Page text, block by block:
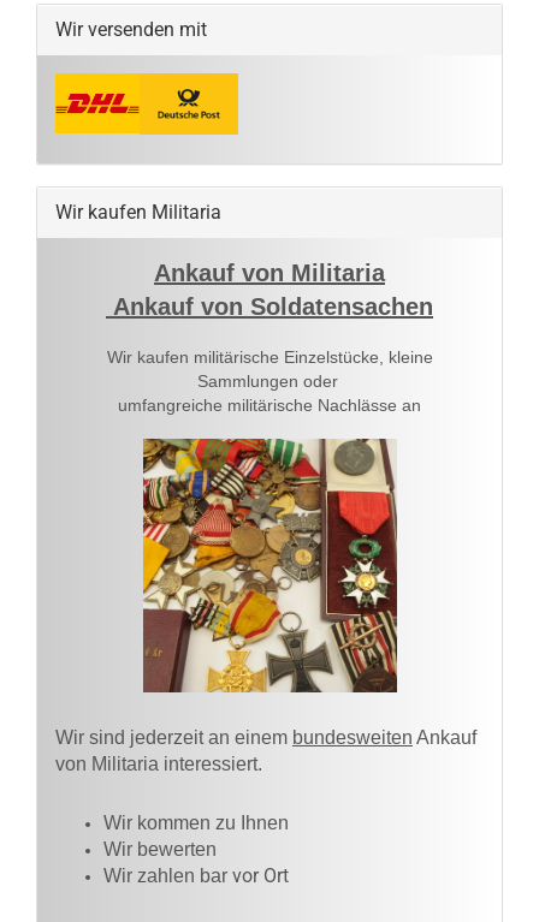
Wir versenden mit
Wir kaufen Militaria
Ankauf von Militaria
Ankauf von Soldatensachen
Wir kaufen militärische Einzelstücke, kleine
Sammlungen oder
umfangreiche militärische Nachlässe an
Wir sind jederzeit an einem bundesweiten Ankauf
von Militaria interessiert.
Wir kommen zu Ihnen​
Wir bewerten
Wir zahlen bar vor Ort